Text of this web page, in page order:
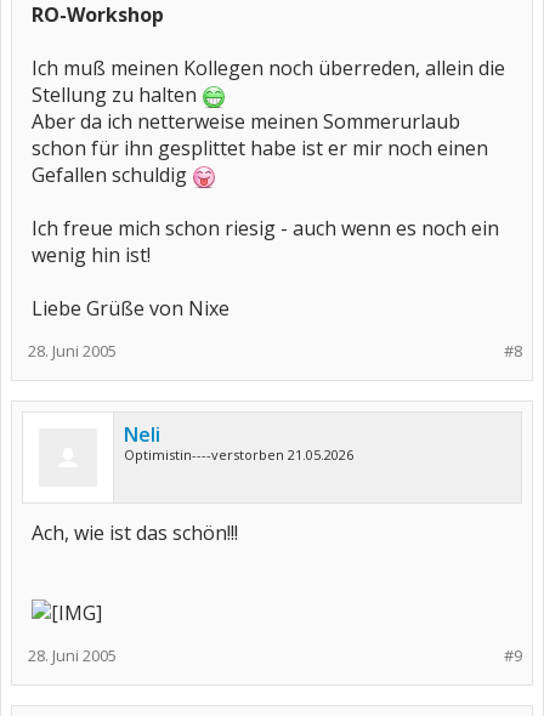
RO-Workshop
Ich muß meinen Kollegen noch überreden, allein die
Stellung zu halten
Aber da ich netterweise meinen Sommerurlaub
schon für ihn gesplittet habe ist er mir noch einen
Gefallen schuldig
Ich freue mich schon riesig - auch wenn es noch ein
wenig hin ist!
Liebe Grüße von Nixe
#8
28. Juni 2005
Neli
Optimistin----verstorben 21.05.2026
Ach, wie ist das schön!!!
#9
28. Juni 2005